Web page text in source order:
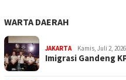
WARTA DAERAH
JAKARTA Kamis, Juli 2,
Imigrasi Gandeng